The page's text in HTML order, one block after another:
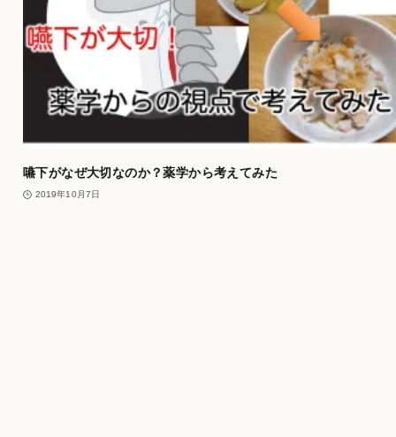
嚥下がなぜ大切なのか？薬学から考えてみた
2019年10月7日